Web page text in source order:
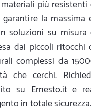
più
la massima
soluzioni su misura
dai piccoli
complessi da
che cerchi.
su Ernesto.it e
in totale sicurezza.